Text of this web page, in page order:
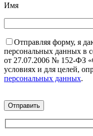
Имя
Отправляя форму, я
персональных данных в
от 27.07.2006 № 152-ФЗ
условиях и для целей,
персональных данных.